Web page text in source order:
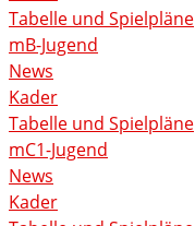
Tabelle und Spielpläne
mB-Jugend
News
Kader
Tabelle und Spielpläne
mC1-Jugend
News
Kader